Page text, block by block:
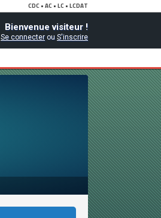
Bienvenue visiteur !
Se connecterou S'inscrire